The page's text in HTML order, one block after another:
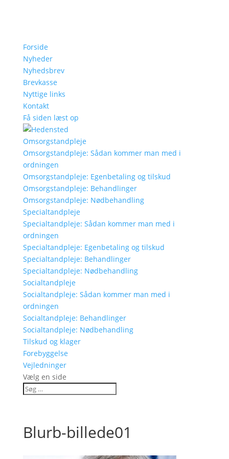
Forside
Nyheder
Nyhedsbrev
Brevkasse
Nyttige links
Kontakt
Få siden læst op
Omsorgstandpleje
Omsorgstandpleje: Sådan kommer man med i
ordningen
Omsorgstandpleje: Egenbetaling og tilskud
Omsorgstandpleje: Behandlinger
Omsorgstandpleje: Nødbehandling
Specialtandpleje
Specialtandpleje: Sådan kommer man med i
ordningen
Specialtandpleje: Egenbetaling og tilskud
Specialtandpleje: Behandlinger
Specialtandpleje: Nødbehandling
Socialtandpleje
Socialtandpleje: Sådan kommer man med i
ordningen
Socialtandpleje: Behandlinger
Socialtandpleje: Nødbehandling
Tilskud og klager
Forebyggelse
Vejledninger
Vælg en side
Blurb-billede01